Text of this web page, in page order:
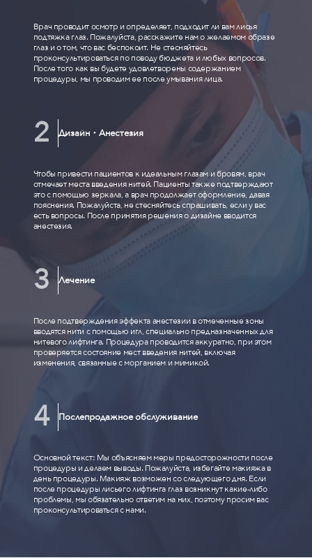
Врач проводит осмотр и определяет, подходит ли вам лисья
подтяжка глаз. Пожалуйста, расскажите нам о желаемом образе
глаз и о том, что вас беспокоит. Не стесняйтесь
проконсультироваться по поводу бюджета и любых вопросов.
После того как вы будете удовлетворены содержанием
процедуры, мы проводим ее после умывания лица.
Дизайн・Анестезия
Чтобы привести пациентов к идеальным глазам и бровям, врач
отмечает места введения нитей. Пациенты также подтверждают
это с помощью зеркала, а врач продолжает оформление, давая
пояснения. Пожалуйста, не стесняйтесь спрашивать, если у вас
есть вопросы. После принятия решения о дизайне вводится
анестезия.
Лечение
После подтверждения эффекта анестезии в отмеченные зоны
вводятся нити с помощью игл, специально предназначенных для
нитевого лифтинга. Процедура проводится аккуратно, при этом
проверяется состояние мест введения нитей, включая
изменения, связанные с морганием и мимикой.
Послепродажное обслуживание
Основной текст: Мы объясняем меры предосторожности после
процедуры и делаем выводы. Пожалуйста, избегайте макияжа в
день процедуры. Макияж возможен со следующего дня. Если
после процедуры лисьего лифтинга глаз возникнут какие-либо
проблемы, мы обязательно ответим на них, поэтому просим вас
проконсультироваться с нами.